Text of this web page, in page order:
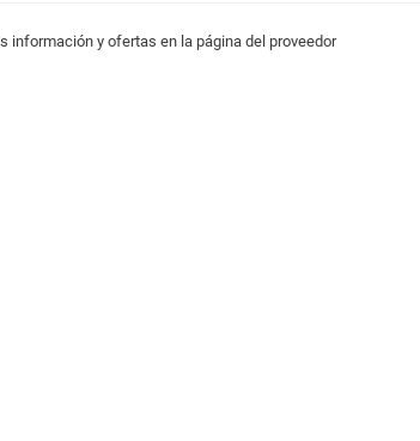
información y ofertas en la página del proveedor